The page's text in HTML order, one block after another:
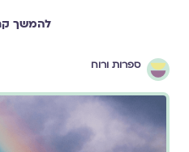
להמשך
ספרות ורוח